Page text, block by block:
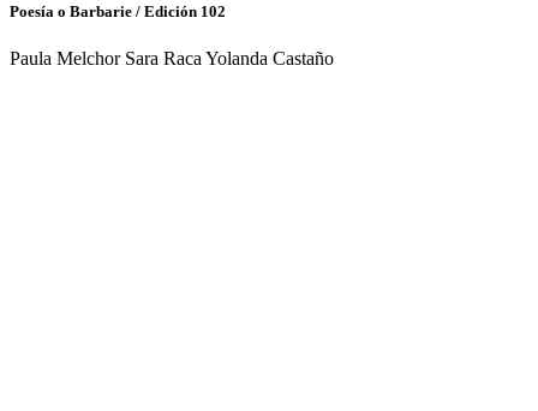
Poesía o Barbarie / Edición 102
Paula Melchor Sara Raca Yolanda Castaño